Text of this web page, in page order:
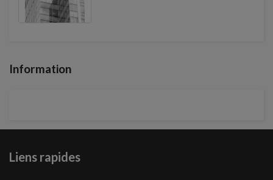
Information
Liens rapides